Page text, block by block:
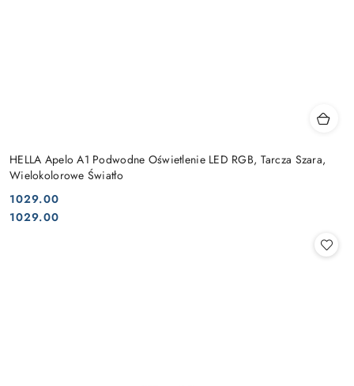
HELLA Apelo A1 Podwodne Oświetlenie LED RGB, Tarcza Szara,
Wielokolorowe Światło
Cena:
1029.00
Cena:
1029.00